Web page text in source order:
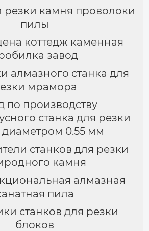
резки камня проволоки
пилы
коттедж каменная
завод
алмазного станка для
мрамора
по производству
станка для резки
0.55 мм
станков для резки
камня
алмазная
пила
станков для резки
блоков